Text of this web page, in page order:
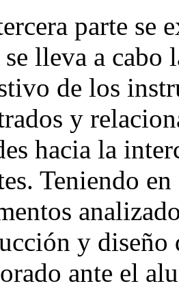
parte se
se lleva a cabo
de los
y
hacia la
Teniendo
y
ante el